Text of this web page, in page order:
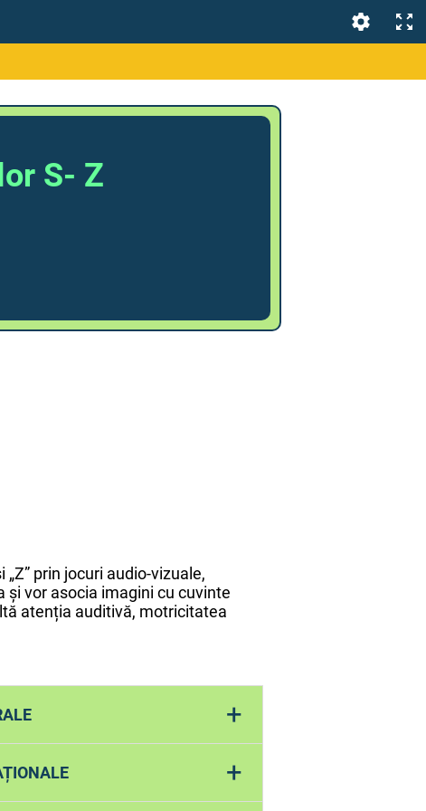
S- Z
prin jocuri audio-vizuale,
vor asocia imagini cu cuvinte
atenția auditivă, motricitatea
+
S și Z în emitere independentă în
cuvinte carte conțin sunetele S
propoziții cu aceste cuvinte
+